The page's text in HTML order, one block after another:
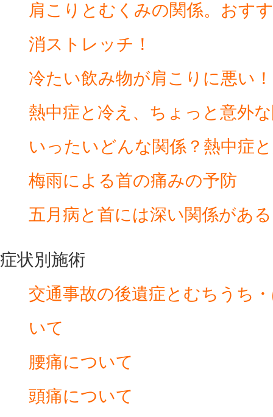
肩こりとむくみの関係。おす
消ストレッチ！
冷たい飲み物が肩こりに悪い
熱中症と冷え、ちょっと意外
いったいどんな関係？熱中症
梅雨による首の痛みの予防
五月病と首には深い関係があ
症状別施術
交通事故の後遺症とむちうち
いて
腰痛について
頭痛について